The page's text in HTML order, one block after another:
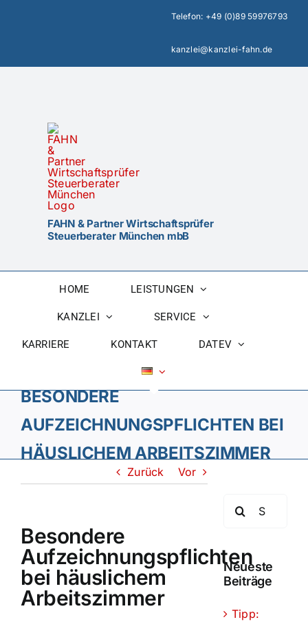
Telefon: +49 (0)89 59976793
kanzlei@kanzlei-fahn.de
FAHN & Partner Wirtschaftsprüfer
Steuerberater München mbB
HOME LEISTUNGEN
KANZLEI SERVICE
KARRIERE KONTAKT DATEV
BESONDERE
AUFZEICHNUNGSPFLICHTEN BEI
HÄUSLICHEM ARBEITSZIMMER
Zurück Vor
Besondere
Aufzeichnungspflichten
bei häuslichem
Arbeitszimmer
nach:
Neueste
Beiträge
Tipp: